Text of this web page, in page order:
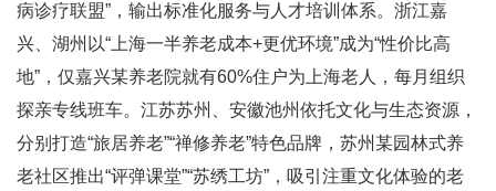
病诊疗联盟”，输出标准化服务与人才培训体系。浙江嘉
兴、湖州以“上海一半养老成本+更优环境”成为“性价比高
地”，仅嘉兴某养老院就有60%住户为上海老人，每月组织
探亲专线班车。江苏苏州、安徽池州依托文化与生态资源，
分别打造“旅居养老”“禅修养老”特色品牌，苏州某园林式养
老社区推出“评弹课堂”“苏绣工坊”，吸引注重文化体验的老